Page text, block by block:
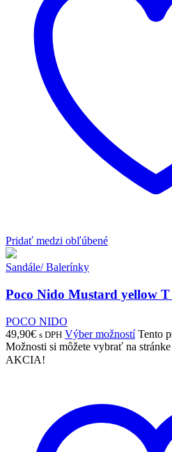
Pridať medzi obľúbené
Sandále/ Balerínky
Poco Nido Mustard yellow T
POCO NIDO
49,90€ s DPH Výber možností Tento
Možnosti si môžete vybrať na
AKCIA!